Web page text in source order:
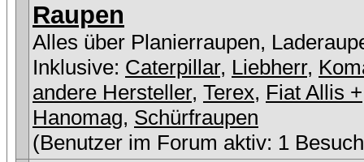
Raupen
Alles über Planierraupen,
Inklusive: Caterpillar, Liebherr,
andere Hersteller, Terex, Fiat Allis +
Hanomag, Schürfraupen
(Benutzer im Forum aktiv: 1